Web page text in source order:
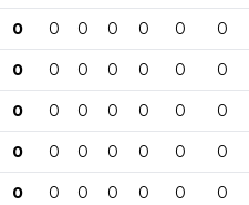
0 0 0 0 0 0 0
0 0 0 0 0 0 0
0 0 0 0 0 0 0
0 0 0 0 0 0 0
0 0 0 0 0 0 0